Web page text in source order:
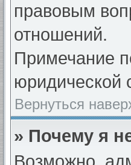
правовым
отношений.
Примечание
юридической
Вернуться
» Почему я